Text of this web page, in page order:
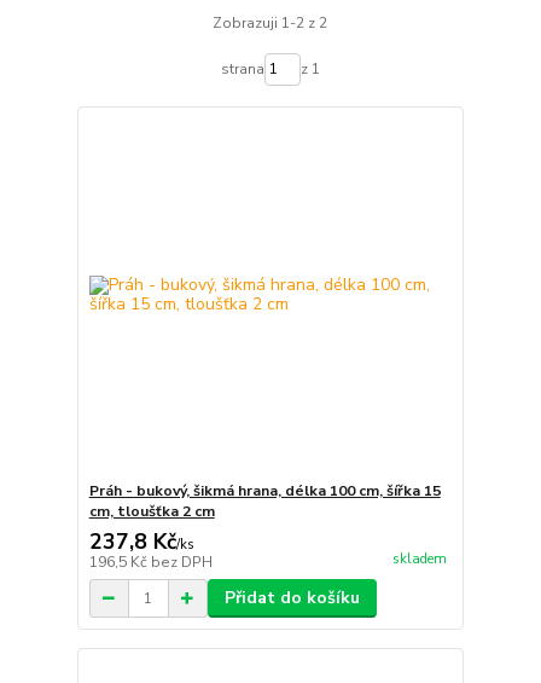
Zobrazuji 1-2 z 2
strana z 1
Práh - bukový, šikmá hrana, délka 100 cm, šířka 15
cm, tloušťka 2 cm
237,8 Kč/ks
196,5 Kč bez DPH skladem
Přidat do košíku